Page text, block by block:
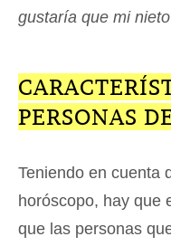
gustaría que mi
PERSONAS
Teniendo en cuenta
horóscopo, hay que
que las personas